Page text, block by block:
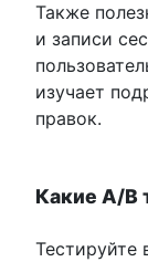
Также
и записи
изучает
правок.
Какие A/B
Тестируйте